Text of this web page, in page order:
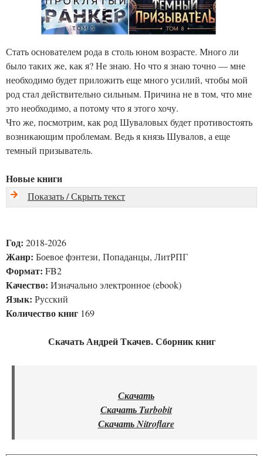
Стать основателем рода в столь юном возрасте. Много ли
было таких же, как я? Не знаю. Но что я знаю точно — мне
необходимо будет приложить еще много усилий, чтобы мой
род стал действительно сильным. Причина не в том, что мне
это необходимо, а потому что я этого хочу.
Что же, посмотрим, как род Шуваловых будет противостоять
возникающим проблемам. Ведь я князь Шувалов, а еще
темный призыватель.
Новые книги
Показать / Скрыть текст
Год: 2018-2026
Жанр: Боевое фэнтези, Попаданцы, ЛитРПГ
Формат: FB2
Качество: Изначально электронное (ebook)
Язык: Русский
Количество книг 169
Скачать Андрей Ткачев. Сборник книг
Скачать
Скачать Turbobit
Скачать Nitroflare